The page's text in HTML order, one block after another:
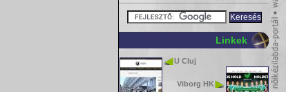
Linkek
U Cluj
Viborg HK